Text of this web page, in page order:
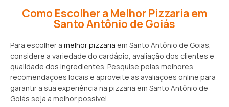
Como Escolher a Melhor Pizzaria em
Santo Antônio de Goiás
Para escolher a melhor pizzaria em Santo Antônio de Goiás,
considere a variedade do cardápio, avaliação dos clientes e
qualidade dos ingredientes. Pesquise pelas melhores
recomendações locais e aproveite as avaliações online para
garantir a sua experiência na pizzaria em Santo Antônio de
Goiás seja a melhor possível.